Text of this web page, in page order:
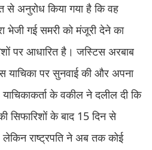
से अनुरोध किया गया है कि वह
भेजी गई समरी को मंजूरी देने का
पर आधारित है। जस्टिस अरबाब
याचिका पर सुनवाई की और अपना
के वकील ने दलील दी कि
सिफारिशों के बाद 15 दिन से
राष्ट्रपति ने अब तक कोई